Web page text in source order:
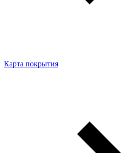
Карта покрытия